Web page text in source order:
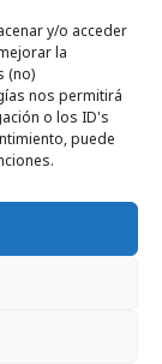
y/o acceder
la
(no)
nos permitirá
o los ID's
puede